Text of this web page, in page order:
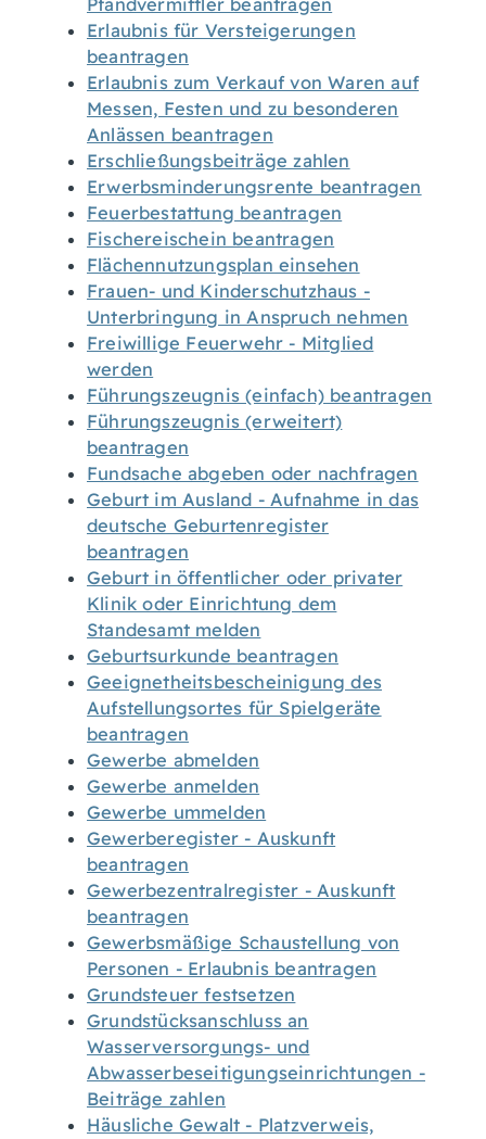
Pfandvermittler beantragen
Erlaubnis für Versteigerungen
beantragen
Erlaubnis zum Verkauf von Waren auf
Messen, Festen und zu besonderen
Anlässen beantragen
Erschließungsbeiträge zahlen
Erwerbsminderungsrente beantragen
Feuerbestattung beantragen
Fischereischein beantragen
Flächennutzungsplan einsehen
Frauen- und Kinderschutzhaus -
Unterbringung in Anspruch nehmen
Freiwillige Feuerwehr - Mitglied
werden
Führungszeugnis (einfach) beantragen
Führungszeugnis (erweitert)
beantragen
Fundsache abgeben oder nachfragen
Geburt im Ausland - Aufnahme in das
deutsche Geburtenregister
beantragen
Geburt in öffentlicher oder privater
Klinik oder Einrichtung dem
Standesamt melden
Geburtsurkunde beantragen
Geeignetheitsbescheinigung des
Aufstellungsortes für Spielgeräte
beantragen
Gewerbe abmelden
Gewerbe anmelden
Gewerbe ummelden
Gewerberegister - Auskunft
beantragen
Gewerbezentralregister - Auskunft
beantragen
Gewerbsmäßige Schaustellung von
Personen - Erlaubnis beantragen
Grundsteuer festsetzen
Grundstücksanschluss an
Wasserversorgungs- und
Abwasserbeseitigungseinrichtungen -
Beiträge zahlen
Häusliche Gewalt - Platzverweis,